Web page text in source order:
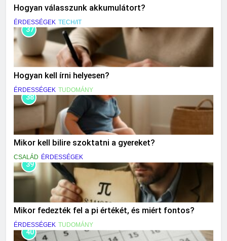
Hogyan válasszunk akkumulátort?
ÉRDESSÉGEK TECH/IT
37
Hogyan kell írni helyesen?
ÉRDESSÉGEK TUDOMÁNY
38
Mikor kell bilire szoktatni a gyereket?
CSALÁD ÉRDESSÉGEK
39
Mikor fedezték fel a pi értékét, és miért fontos?
ÉRDESSÉGEK TUDOMÁNY
40